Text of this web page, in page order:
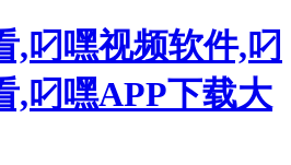
,叼嘿视频软件,叼
,叼嘿APP下载大